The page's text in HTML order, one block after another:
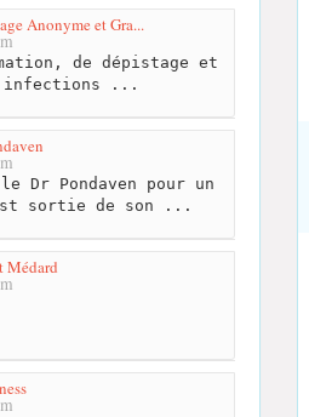
Anonyme et Gra...
de dépistage et
infections ...
Dr Pondaven pour un
sortie de son ...
Médard